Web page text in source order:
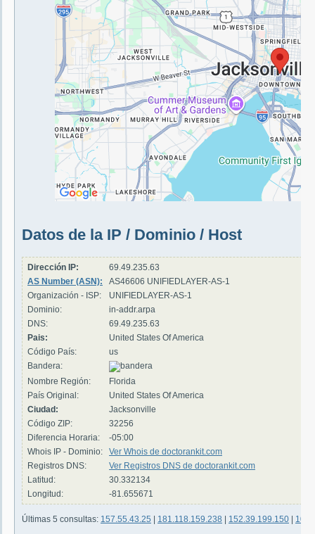
Datos de la IP / Dominio / Host
Dirección IP:
69.49.235.63
AS Number (ASN):
AS46606 UNIFIEDLAYER-AS-1
Organización - ISP:
UNIFIEDLAYER-AS-1
Dominio:
in-addr.arpa
DNS:
69.49.235.63
Pais:
United States Of America
Código País:
us
Bandera:
Nombre Región:
Florida
País Original:
United States Of America
Ciudad:
Jacksonville
Código ZIP:
32256
Diferencia Horaria:
-05:00
Whois IP - Dominio:
Ver Whois de doctorankit.com
Registros DNS:
Ver Registros DNS de doctorankit.com
Latitud:
30.332134
Longitud:
-81.655671
Últimas 5 consultas: 157.55.43.25 181.118.159.238 152.39.199.150